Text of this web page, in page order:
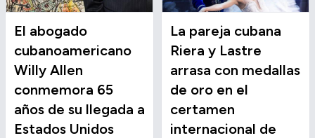
El abogado
cubanoamericano
Willy Allen
conmemora 65
años de su llegada a
Estados Unidos
La pareja cubana
Riera y Lastre
arrasa con medallas
de oro en el
certamen
internacional de